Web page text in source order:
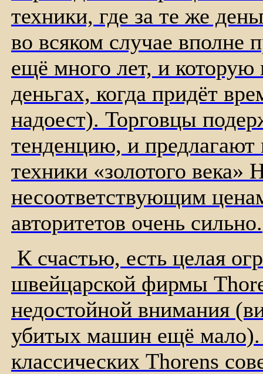
техники, где за те же
во всяком случае вполне
ещё много лет, и которую
деньгах, когда придёт
надоест). Торговцы
тенденцию, и предлагают
техники «золотого
несоответствующим
авторитетов очень сильно.
К счастью, есть целая
швейцарской фирмы
недостойной внимания
убитых машин ещё мало).
классических Thorens